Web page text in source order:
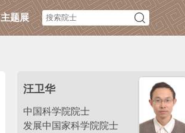
主题展
汪卫华
中国科学院院士
发展中国家科学院院士